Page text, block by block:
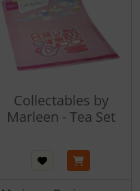
Collectables by
Marleen - Tea Set